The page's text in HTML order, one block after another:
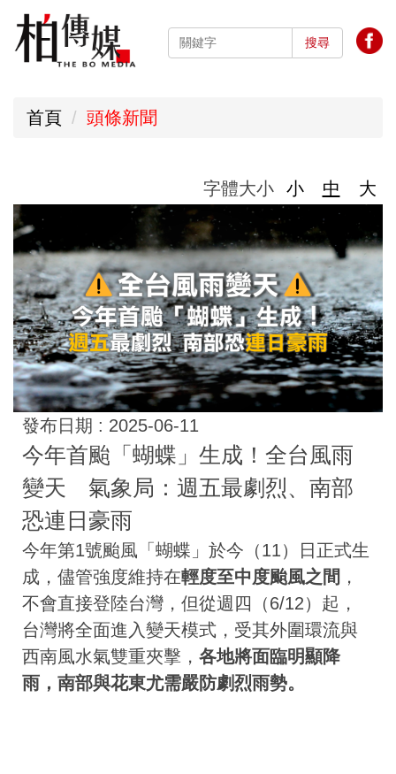
跳
到
搜尋
首頁 頭條新聞
字體大小 小 中 大
發布日期 : 2025-06-11
今年首颱「蝴蝶」生成！全台風雨
變天 氣象局：週五最劇烈、南部
恐連日豪雨
今年第1號颱風「蝴蝶」於今（11）日正式生
成，儘管強度維持在輕度至中度颱風之間 ，
不會直接登陸台灣，但從週四（6/12）起，
台灣將全面進入變天模式，受其外圍環流與
西南風水氣雙重夾擊， 各地將面臨明顯降
雨，南部與花東尤需嚴防劇烈雨勢。